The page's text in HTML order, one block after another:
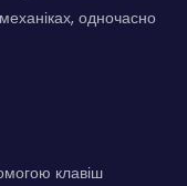
одночасно
клавіш